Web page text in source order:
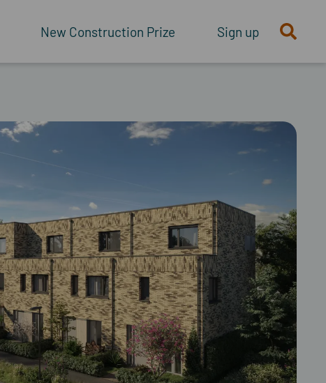
New Construction Prize Sign up